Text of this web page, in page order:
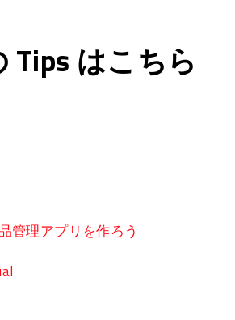
Tips はこちら
管理アプリを作ろう